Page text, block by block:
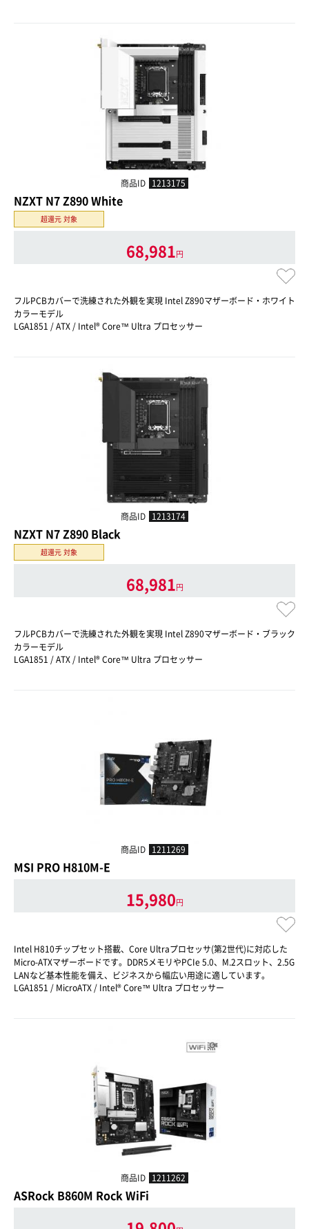
商品ID 1213175
NZXT N7 Z890 White
超還元 対象
68,981円
フルPCBカバーで洗練された外観を実現 Intel Z890マザーボード・ホワイト
カラーモデル
LGA1851 / ATX / Intel® Core™ Ultra プロセッサー
商品ID 1213174
NZXT N7 Z890 Black
超還元 対象
68,981円
フルPCBカバーで洗練された外観を実現 Intel Z890マザーボード・ブラック
カラーモデル
LGA1851 / ATX / Intel® Core™ Ultra プロセッサー
商品ID 1211269
MSI PRO H810M-E
15,980円
Intel H810チップセット搭載、Core Ultraプロセッサ(第2世代)に対応した
Micro-ATXマザーボードです。DDR5メモリやPCIe 5.0、M.2スロット、2.5G
LANなど基本性能を備え、ビジネスから幅広い用途に適しています。
LGA1851 / MicroATX / Intel® Core™ Ultra プロセッサー
商品ID 1211262
ASRock B860M Rock WiFi